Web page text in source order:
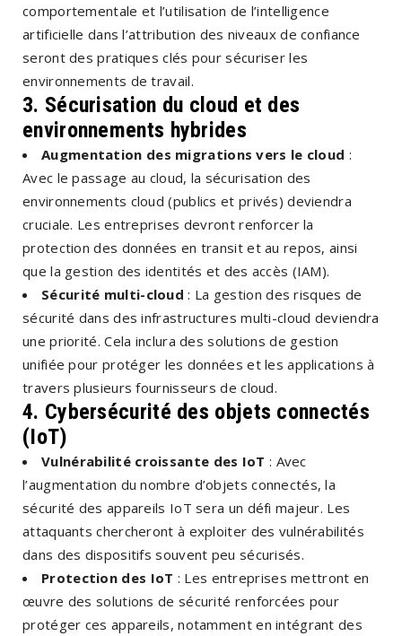
comportementale et l’utilisation de l’intelligence
artificielle dans l’attribution des niveaux de confiance
seront des pratiques clés pour sécuriser les
environnements de travail.
3. Sécurisation du cloud et des
environnements hybrides
Augmentation des migrations vers le cloud :
Avec le passage au cloud, la sécurisation des
environnements cloud (publics et privés) deviendra
cruciale. Les entreprises devront renforcer la
protection des données en transit et au repos, ainsi
que la gestion des identités et des accès (IAM).
Sécurité multi-cloud : La gestion des risques de
sécurité dans des infrastructures multi-cloud deviendra
une priorité. Cela inclura des solutions de gestion
unifiée pour protéger les données et les applications à
travers plusieurs fournisseurs de cloud.
4. Cybersécurité des objets connectés
(IoT)
Vulnérabilité croissante des IoT : Avec
l’augmentation du nombre d’objets connectés, la
sécurité des appareils IoT sera un défi majeur. Les
attaquants chercheront à exploiter des vulnérabilités
dans des dispositifs souvent peu sécurisés.
Protection des IoT : Les entreprises mettront en
œuvre des solutions de sécurité renforcées pour
protéger ces appareils, notamment en intégrant des